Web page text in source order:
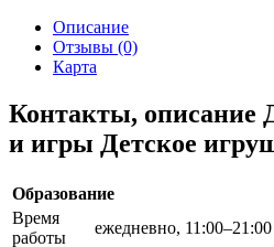
Описание
Отзывы (0)
Карта
Контакты, описание
и игры Детское
Образование
Время
работы
ежедневно, 11:00–21:00